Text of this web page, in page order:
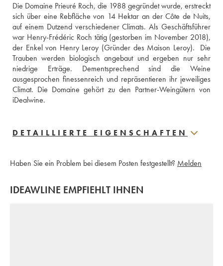
Die Domaine Prieuré Roch, die 1988 gegründet wurde, erstreckt
sich über eine Rebfläche von 14 Hektar an der Côte de Nuits,
auf einem Dutzend verschiedener Climats. Als Geschäftsführer
war Henry-Frédéric Roch tätig (gestorben im November 2018),
der Enkel von Henry Leroy (Gründer des Maison Leroy).  Die
Trauben werden biologisch angebaut und ergeben nur sehr
niedrige Erträge. Dementsprechend sind die Weine
ausgesprochen finessenreich und repräsentieren ihr jeweiliges
Climat. Die Domaine gehört zu den Partner-Weingütern von
iDealwine.
DETAILLIERTE EIGENSCHAFTEN
Haben Sie ein Problem bei diesem Posten festgestellt? Melden
IDEAWLINE EMPFIEHLT IHNEN